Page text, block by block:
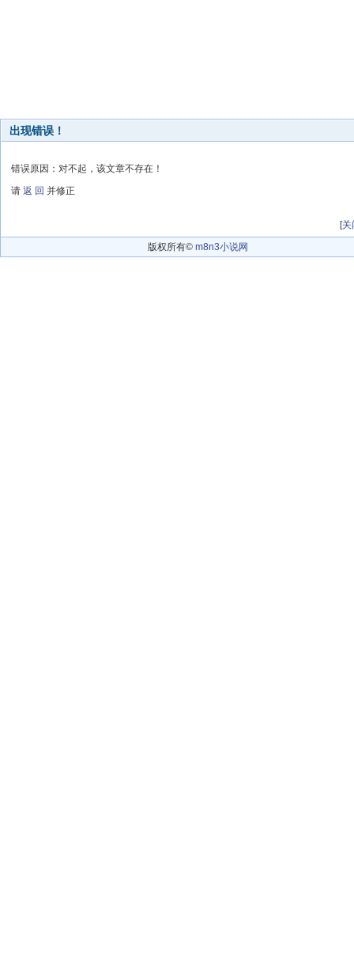
出现错误！
错误原因：对不起，该文章不存在！
请 返 回 并修正
[关
版权所有© m8n3小说网